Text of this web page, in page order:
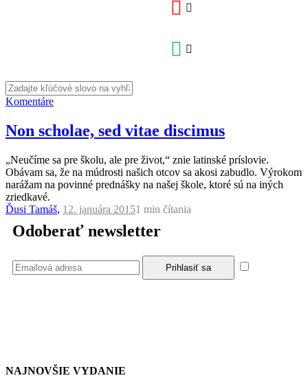
Komentáre
Non scholae, sed vitae discimus
„Neučíme sa pre školu, ale pre život,“ znie latinské príslovie.
Obávam sa, že na múdrosti našich otcov sa akosi zabudlo. Výrokom
narážam na povinné prednášky na našej škole, ktoré sú na iných
zriedkavé.
Ďusi Tamáš, 12. januára 20151 min čítania
Odoberať newsletter
NAJNOVŠIE VYDANIE